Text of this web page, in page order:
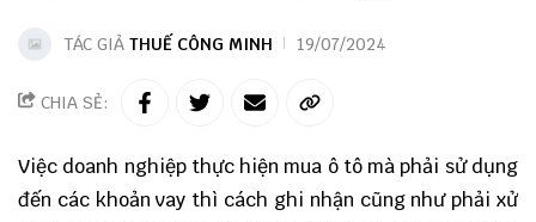
TÁC GIẢ THUẾ CÔNG MINH 19/07/2024
CHIA SẺ:
Việc doanh nghiệp thực hiện mua ô tô mà phải sử dụng
đến các khoản vay thì cách ghi nhận cũng như phải xử